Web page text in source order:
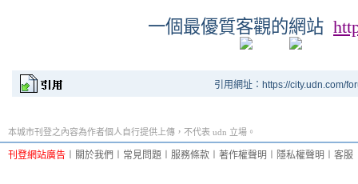
一個最優質客觀的網站
引用網址：https://city.udn.com/
本城市刊登之內容為作者個人自行提供上傳，不代表 udn 立場。
刊登網站廣告 關於我們 常見問題 服務條款 著作權聲明 隱私權聲明 客服